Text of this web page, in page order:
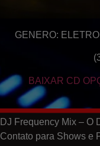
GENERO:
BAIXAR CD
DJ Frequency Mix – O
Contato para Shows e